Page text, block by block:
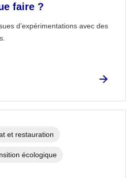
faire ?
d’expérimentations avec des
et restauration
écologique